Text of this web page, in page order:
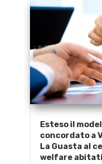
Esteso il
concordato a
La Guasta al
welfare